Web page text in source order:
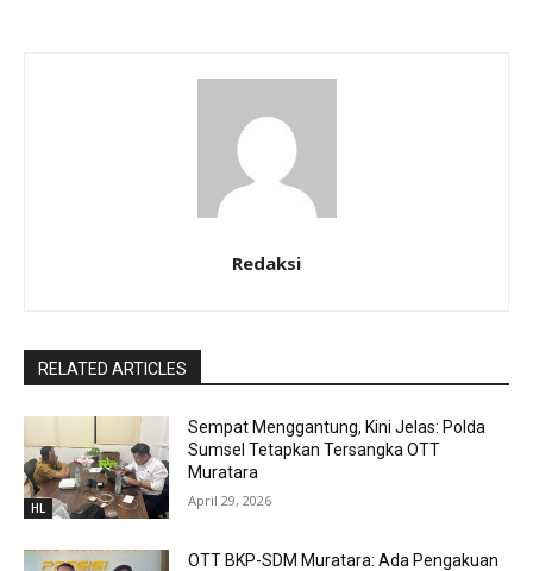
Redaksi
RELATED ARTICLES
HL
Sempat Menggantung, Kini Jelas: Polda
Sumsel Tetapkan Tersangka OTT
Muratara
April 29, 2026
OTT BKP-SDM Muratara: Ada Pengakuan